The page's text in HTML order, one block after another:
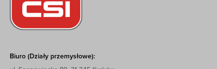
Biuro (Działy przemysłowe):